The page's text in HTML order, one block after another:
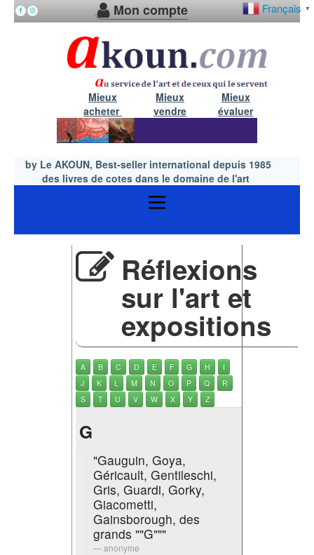
Français ▼
Mon compte
Mieux
acheter
Mieux
vendre
Mieux
évaluer
by Le AKOUN, Best-seller international depuis 1985
des livres de cotes dans le domaine de l'art
Réflexions
sur l'art et
expositions
A B C D E F G H
I
J
K L M N O P Q
R
S
T U V W X Y Z
G
"Gauguin, Goya,
Géricault, Gentileschi,
Gris, Guardi, Gorky,
Giacometti,
Gainsborough, des
grands ""G"""
anonyme